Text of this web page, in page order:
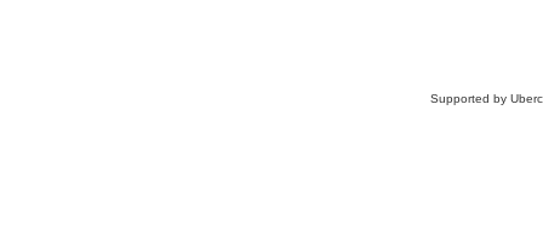
Supported by